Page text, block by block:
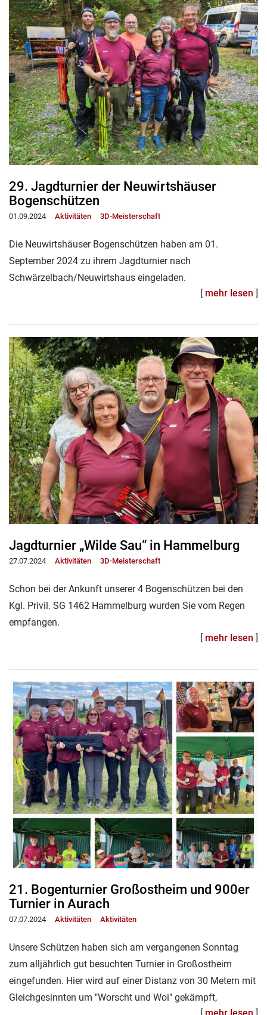
29. Jagdturnier der Neuwirtshäuser
Bogenschützen
01.09.2024 Aktivitäten 3D-Meisterschaft
Die Neuwirtshäuser Bogenschützen haben am 01.
September 2024 zu ihrem Jagdturnier nach
Schwärzelbach/Neuwirtshaus eingeladen.
[ mehr lesen ]
Jagdturnier „Wilde Sau“ in Hammelburg
27.07.2024 Aktivitäten 3D-Meisterschaft
Schon bei der Ankunft unserer 4 Bogenschützen bei den
Kgl. Privil. SG 1462 Hammelburg wurden Sie vom Regen
empfangen.
[ mehr lesen ]
21. Bogenturnier Großostheim und 900er
Turnier in Aurach
07.07.2024 Aktivitäten Aktivitäten
Unsere Schützen haben sich am vergangenen Sonntag
zum alljährlich gut besuchten Turnier in Großostheim
eingefunden. Hier wird auf einer Distanz von 30 Metern mit
Gleichgesinnten um "Worscht und Woi" gekämpft,